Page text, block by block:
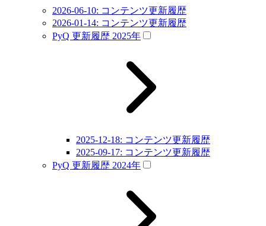
2026-06-10: コンテンツ更新履歴
2026-01-14: コンテンツ更新履歴
PyQ 更新履歴 2025年
2025-12-18: コンテンツ更新履歴
2025-09-17: コンテンツ更新履歴
PyQ 更新履歴 2024年